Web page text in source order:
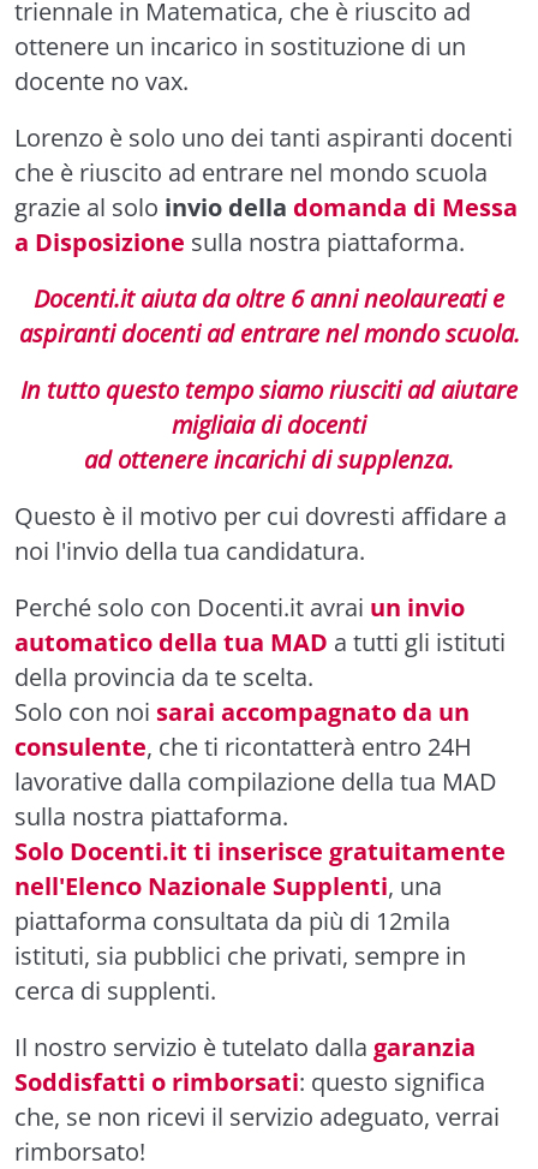
triennale in Matematica, che è riuscito ad
ottenere un incarico in sostituzione di un
docente no vax.
Lorenzo è solo uno dei tanti aspiranti docenti
che è riuscito ad entrare nel mondo scuola
grazie al solo invio della domanda di Messa
a Disposizione sulla nostra piattaforma.
Docenti.it aiuta da oltre 6 anni neolaureati e
aspiranti docenti ad entrare nel mondo scuola.
In tutto questo tempo siamo riusciti ad aiutare
migliaia di docenti
ad ottenere incarichi di supplenza.
Questo è il motivo per cui dovresti affidare a
noi l'invio della tua candidatura.
Perché solo con Docenti.it avrai un invio
automatico della tua MAD a tutti gli istituti
della provincia da te scelta.
Solo con noi sarai accompagnato da un
consulente, che ti ricontatterà entro 24H
lavorative dalla compilazione della tua MAD
sulla nostra piattaforma.
Solo Docenti.it ti inserisce gratuitamente
nell'Elenco Nazionale Supplenti, una
piattaforma consultata da più di 12mila
istituti, sia pubblici che privati, sempre in
cerca di supplenti.
Il nostro servizio è tutelato dalla garanzia
Soddisfatti o rimborsati: questo significa
che, se non ricevi il servizio adeguato, verrai
rimborsato!